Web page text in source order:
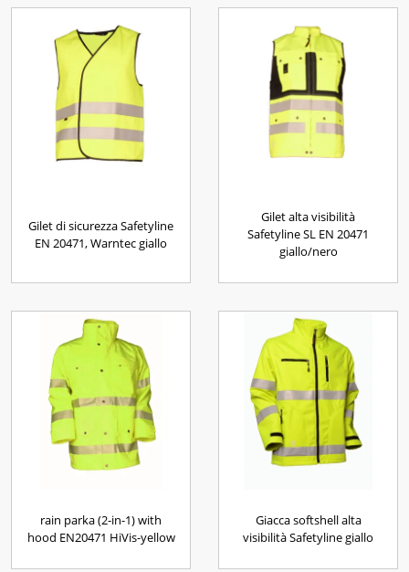
Gilet di sicurezza Safetyline
EN 20471, Warntec giallo
Gilet alta visibilità
Safetyline SL EN 20471
giallo/nero
rain parka (2-in-1) with
hood EN20471 HiVis-yellow
Giacca softshell alta
visibilità Safetyline giallo